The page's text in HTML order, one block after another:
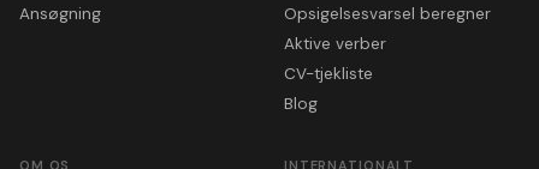
Ansøgning
Opsigelsesvarsel beregner
Aktive verber
CV-tjekliste
Blog